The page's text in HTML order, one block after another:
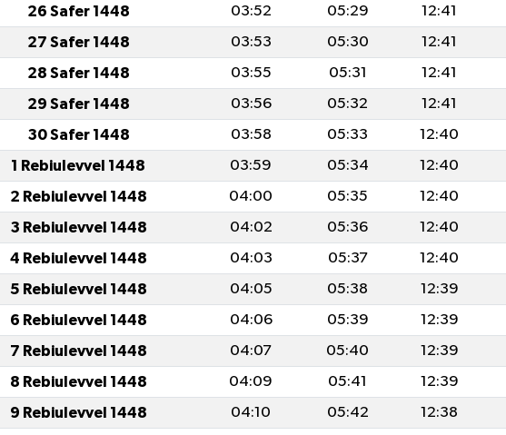
26 Safer 1448 03:52 05:29 12:41
27 Safer 1448 03:53 05:30 12:41
28 Safer 1448 03:55 05:31 12:41
29 Safer 1448 03:56 05:32 12:41
30 Safer 1448 03:58 05:33 12:40
1 Rebiulevvel 1448 03:59 05:34 12:40
2 Rebiulevvel 1448 04:00 05:35 12:40
3 Rebiulevvel 1448 04:02 05:36 12:40
4 Rebiulevvel 1448 04:03 05:37 12:40
5 Rebiulevvel 1448 04:05 05:38 12:39
6 Rebiulevvel 1448 04:06 05:39 12:39
7 Rebiulevvel 1448 04:07 05:40 12:39
8 Rebiulevvel 1448 04:09 05:41 12:39
9 Rebiulevvel 1448 04:10 05:42 12:38